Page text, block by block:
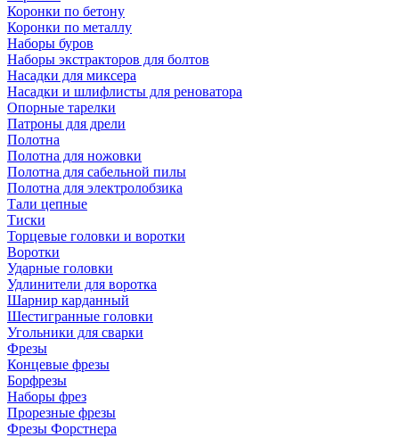
Коронки по бетону
Коронки по металлу
Наборы буров
Наборы экстракторов для болтов
Насадки для миксера
Насадки и шлифлисты для реноватора
Опорные тарелки
Патроны для дрели
Полотна
Полотна для ножовки
Полотна для сабельной пилы
Полотна для электролобзика
Тали цепные
Тиски
Торцевые головки и воротки
Воротки
Ударные головки
Удлинители для воротка
Шарнир карданный
Шестигранные головки
Угольники для сварки
Фрезы
Концевые фрезы
Борфрезы
Наборы фрез
Прорезные фрезы
Фрезы Форстнера